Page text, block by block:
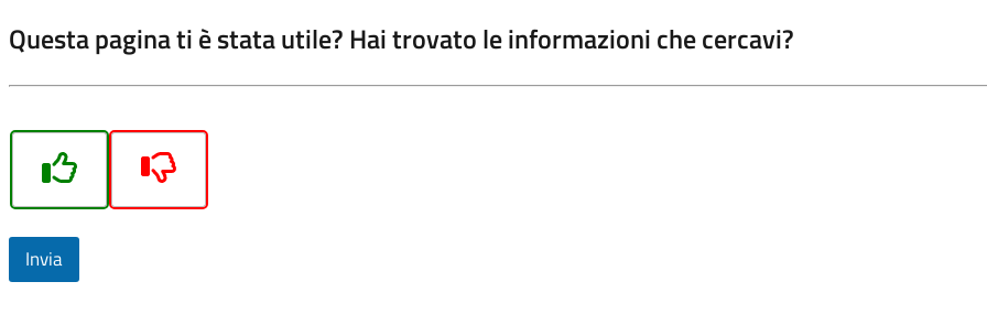
Questa pagina ti è stata utile? Hai trovato le informazioni che cercavi?
Invia